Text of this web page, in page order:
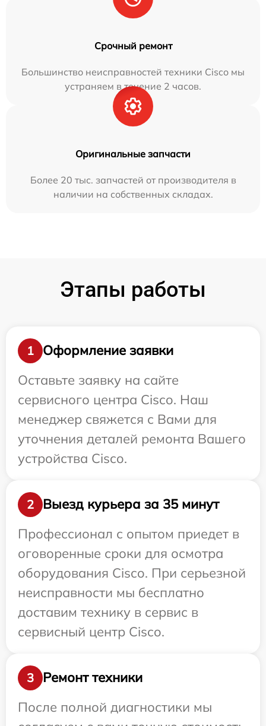
Срочный ремонт
Большинство неисправностей техники Cisco мы
устраняем в течение 2 часов.
Оригинальные запчасти
Более 20 тыс. запчастей от производителя в
наличии на собственных складах.
Этапы работы
1
Оформление заявки
Оставьте заявку на сайте
сервисного центра Cisco. Наш
менеджер свяжется с Вами для
уточнения деталей ремонта Вашего
устройства Cisco.
2
Выезд курьера за 35 минут
Профессионал с опытом приедет в
оговоренные сроки для осмотра
оборудования Cisco. При серьезной
неисправности мы бесплатно
доставим технику в сервис в
сервисный центр Cisco.
3
Ремонт техники
После полной диагностики мы